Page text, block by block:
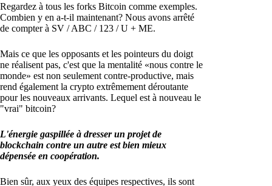
Regardez à tous les forks Bitcoin comme exemples.
Combien y en a-t-il maintenant? Nous avons arrêté
de compter à SV / ABC / 123 / U + ME.
Mais ce que les opposants et les pointeurs du doigt
ne réalisent pas, c'est que la mentalité «nous contre le
monde» est non seulement contre-productive, mais
rend également la crypto extrêmement déroutante
pour les nouveaux arrivants. Lequel est à nouveau le
"vrai" bitcoin?
L'énergie gaspillée à dresser un projet de
blockchain contre un autre est bien mieux
dépensée en coopération.
Bien sûr, aux yeux des équipes respectives, ils sont